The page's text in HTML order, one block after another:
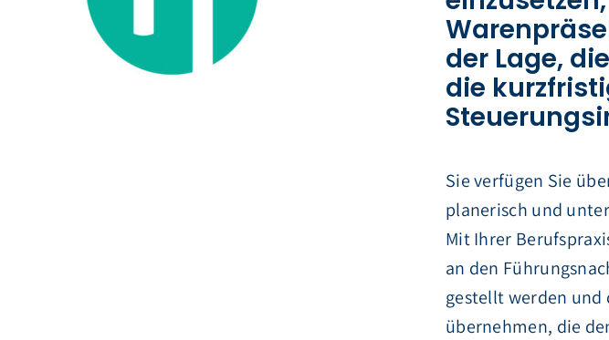
der Lage,
die
Sie verfügen Sie
planerisch und
Mit Ihrer
an den
gestellt werden und
übernehmen, die